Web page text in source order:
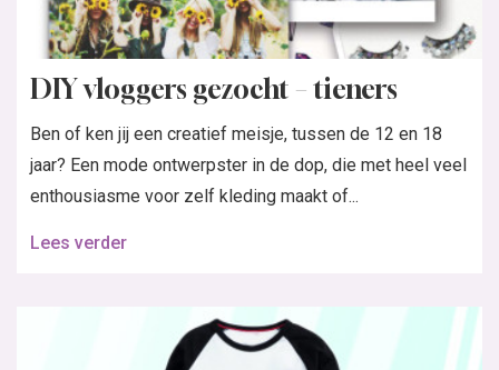
DIY vloggers gezocht – tieners
Ben of ken jij een creatief meisje, tussen de 12 en 18
jaar? Een mode ontwerpster in de dop, die met heel veel
enthousiasme voor zelf kleding maakt of...
Lees verder